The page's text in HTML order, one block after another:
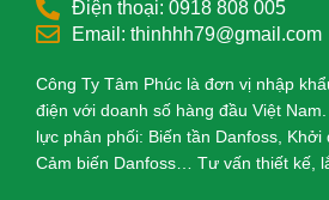
Điện thoại: 0918 808 005
Email: thinhhh79@gmail.com
Công Ty Tâm Phúc là đơn vị nhập
điện với doanh số hàng đầu Việt
lực phân phối: Biến tần Danfoss, Khởi
Cảm biến Danfoss… Tư vấn thiết kế,